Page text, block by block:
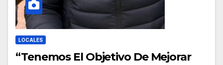
LOCALES
“Tenemos El Objetivo De Mejorar